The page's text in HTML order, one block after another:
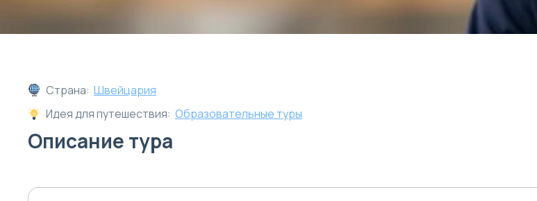
Страна: Швейцария
Идея для путешествия: Образовательные туры
Описание тура